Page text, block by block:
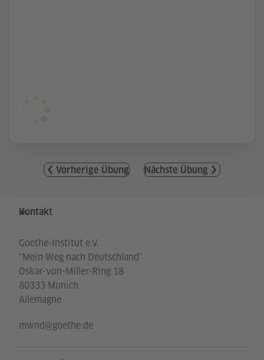
Vorherige Übung Nächste Übung
Service- und Informationsbereich
Kontakt
Goethe-Institut e.V.
"Mein Weg nach Deutschland"
Oskar-von-Miller-Ring 18
80333 Munich
Allemagne
mwnd@goethe.de